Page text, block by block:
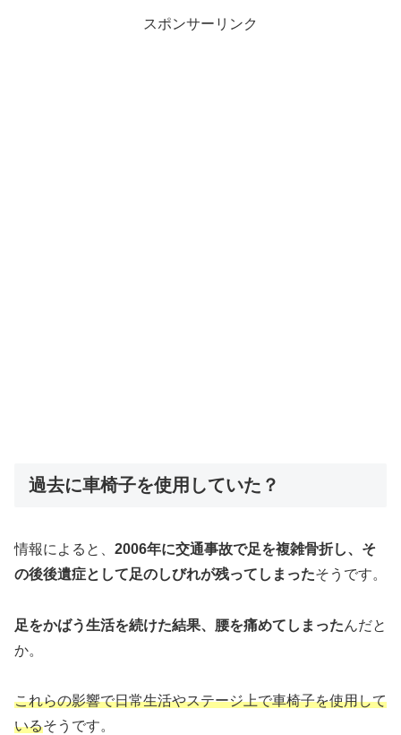
スポンサーリンク
過去に車椅子を使用していた？
情報によると、 2006年に交通事故で足を複雑骨折し、そ
の後後遺症として足のしびれが残ってしまったそうです。
足をかばう生活を続けた結果、腰を痛めてしまったんだと
か。
これらの影響で日常生活やステージ上で車椅子を使用して
いるそうです。